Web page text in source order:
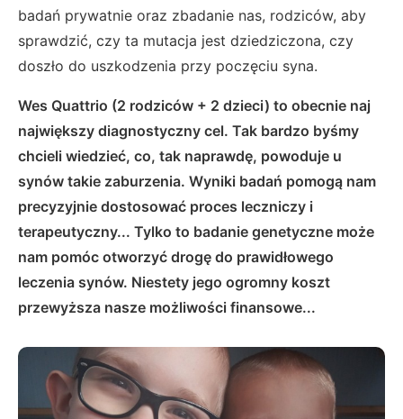
badań prywatnie oraz zbadanie nas, rodziców, aby
sprawdzić, czy ta mutacja jest dziedziczona, czy
doszło do uszkodzenia przy poczęciu syna.
Wes Quattrio (2 rodziców + 2 dzieci) to obecnie naj
największy diagnostyczny cel. Tak bardzo byśmy
chcieli wiedzieć, co, tak naprawdę, powoduje u
synów takie zaburzenia. Wyniki badań pomogą nam
precyzyjnie dostosować proces leczniczy i
terapeutyczny... Tylko to badanie genetyczne może
nam pomóc otworzyć drogę do prawidłowego
leczenia synów. Niestety jego ogromny koszt
przewyższa nasze możliwości finansowe...